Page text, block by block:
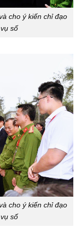
cho ý kiến chỉ đạo
số
cho ý kiến chỉ đạo
số